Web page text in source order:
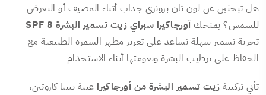
هل تبحثين عن لون تان برونزي جذاب أثناء المصيف أو التعرض
للشمس؟ يمنحك أورجاكيرا سبراي زيت تسمير البشرة SPF 8
تجربة تسمير سهلة تساعد على تعزيز مظهر السمرة الطبيعية مع
الحفاظ على ترطيب البشرة ونعومتها أثناء الاستخدام
تأتي تركيبة زيت تسمير البشرة من أورجاكيرا غنية ببيتا كاروتين،